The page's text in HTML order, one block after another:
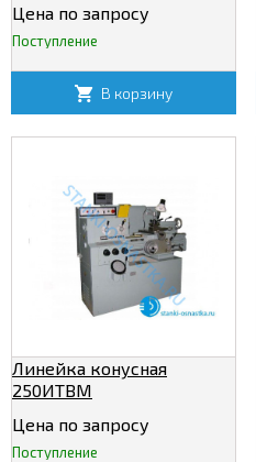
Цена по запросу
Поступление
В корзину
Линейка конусная
250ИТВМ
Цена по запросу
Поступление